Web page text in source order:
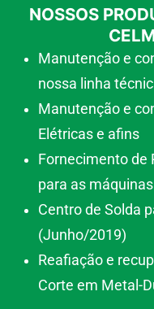
NOSSOS
Manutenção e
nossa linha
Manutenção e
Elétricas e afins
Fornecimento de
para as
Centro de Solda
(Junho/2019)
Reafiação e
Corte em Metal-